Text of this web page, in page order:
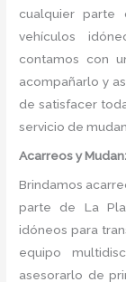
cualquier parte
vehículos
contamos con
acompañarlo y
de satisfacer
servicio de
Acarreos y
Brindamos
parte de La
idóneos para
equipo
asesorarlo de